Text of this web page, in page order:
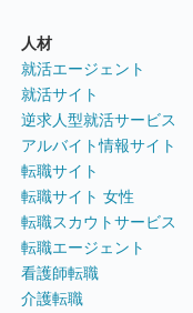
人材
就活エージェント
就活サイト
逆求人型就活サービス
アルバイト情報サイト
転職サイト
転職サイト 女性
転職スカウトサービス
転職エージェント
看護師転職
介護転職